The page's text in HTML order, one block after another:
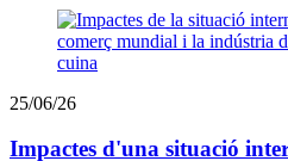
25/06/26
Impactes d'una situació